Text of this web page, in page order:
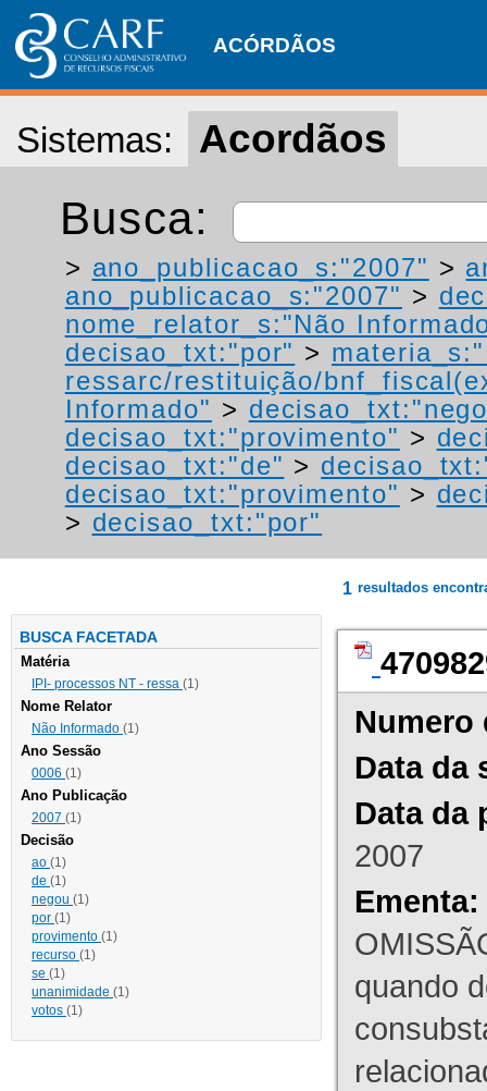
ACÓRDÃOS
Sistemas: Acordãos
Busca:
> ano_publicacao_s:"2007" >
ano_publicacao_s:"2007" >
nome_relator_s:"Não
decisao_txt:"por" >
ressarc/restituição/
Informado" >
decisao_txt:"provimento" >
decisao_txt:"de" >
decisao_txt:"provimento" >
> decisao_txt:"por"
BUSCA FACETADA
Matéria
IPI- processos NT - ressa (1)
Nome Relator
Não Informado (1)
Ano Sessão
0006 (1)
Ano Publicação
2007 (1)
Decisão
ao (1)
de (1)
negou (1)
por (1)
provimento (1)
recurso (1)
se (1)
unanimidade (1)
votos (1)
1 resultados
Numero
Data da
Data da
2007
Ementa:
quando